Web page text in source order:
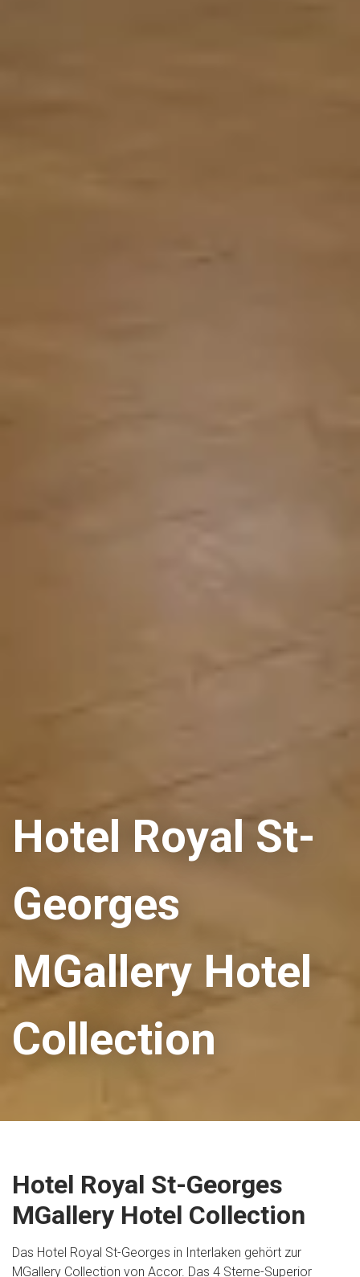
Hotel Royal St-
Georges
MGallery Hotel
Collection
Hotel Royal St-Georges
MGallery Hotel Collection
Das Hotel Royal St-Georges in Interlaken gehört zur
MGallery Collection von Accor. Das 4 Sterne-Superior